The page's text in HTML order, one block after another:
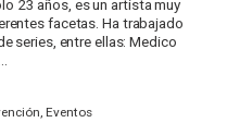
23 años, es un artista muy
facetas. Ha trabajado
series, entre ellas: Medico
Eventos